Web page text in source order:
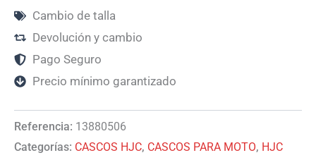
Cambio de talla
Devolución y cambio
Pago Seguro
Precio mínimo garantizado
Referencia: 13880506
Categorías: CASCOS HJC, CASCOS PARA MOTO, HJC